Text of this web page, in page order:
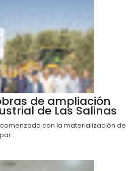
de ampliación
de Las Salinas
con la materialización de